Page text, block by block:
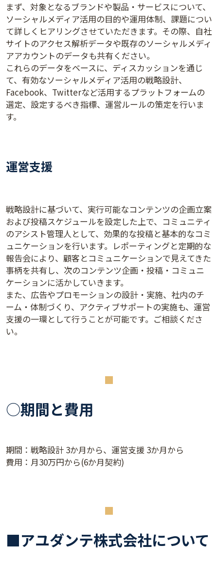
まず、対象となるブランドや製品・サービスについて、
ソーシャルメディア活用の目的や運用体制、課題につい
て詳しくヒアリングさせていただきます。その際、自社
サイトのアクセス解析データや既存のソーシャルメディ
アアカウントのデータも共有ください。
これらのデータをベースに、ディスカッションを通じ
て、有効なソーシャルメディア活用の戦略設計、
Facebook、Twitterなど活用するプラットフォームの
選定、設定するべき指標、運営ルールの策定を行いま
す。
運営支援
戦略設計に基づいて、実行可能なコンテンツの企画立案
および投稿スケジュールを設定した上で、コミュニティ
のアシスト管理人として、効果的な投稿と基本的なコミ
ュニケーションを行います。レポーティングと定期的な
報告会により、顧客とコミュニケーションで見えてきた
事柄を共有し、次のコンテンツ企画・投稿・コミュニ
ケーションに活かしていきます。
また、広告やプロモーションの設計・実施、社内のチ
ーム・体制づくり、アクティブサポートの実施も、運営
支援の一環として行うことが可能です。ご相談くださ
い。
○期間と費用
期間：戦略設計 3か月から、運営支援 3か月から
費用：月30万円から(6か月契約)
■アユダンテ株式会社について